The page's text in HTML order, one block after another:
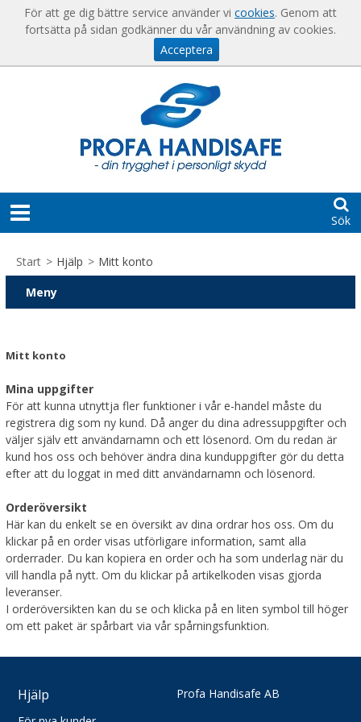
För att ge dig bättre service använder vi cookies. Genom att
fortsätta på sidan godkänner du vår användning av cookies.
Acceptera
Sök
HJÄLP
kunder
handlar
du
Söktips
Mitt
Leverans
Betalning
Säkerhet
&
Cookies
SKAPA
MITT
KONTO
LOGGA
Logga
in
Användarnamn*
Lösenord*
Logga
in
Start > Hjälp > Mitt konto
Meny
Mitt konto
Mina uppgifter
För att kunna utnyttja fler funktioner i vår e-handel måste du
registrera dig som ny kund. Då anger du dina adressuppgifter och
väljer själv ett användarnamn och ett lösenord. Om du redan är
kund hos oss och behöver ändra dina kunduppgifter gör du detta
efter att du loggat in med ditt användarnamn och lösenord.
Orderöversikt
Här kan du enkelt se en översikt av dina ordrar hos oss. Om du
klickar på en order visas utförligare information, samt alla
orderrader. Du kan kopiera en order och ha som underlag när du
vill handla på nytt. Om du klickar på artikelkoden visas gjorda
leveranser.
I orderöversikten kan du se och klicka på en liten symbol till höger
om ett paket är spårbart via vår spårningsfunktion.
Profa Handisafe AB
Hjälp
Visa varukorgen Till kassan